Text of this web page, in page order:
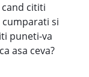
cititi
si
puneti-va
asa ceva?